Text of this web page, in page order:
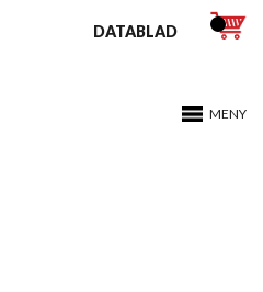
MENY
DATABLAD